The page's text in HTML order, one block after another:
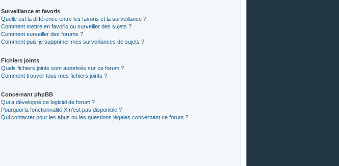
Surveillance et favoris
Quelle est la différence entre les favoris et la surveillance ?
Comment mettre en favoris ou surveiller des sujets ?
Comment surveiller des forums ?
Comment puis-je supprimer mes surveillances de sujets ?
Fichiers joints
Quels fichiers joints sont autorisés sur ce forum ?
Comment trouver tous mes fichiers joints ?
Concernant phpBB
Qui a développé ce logiciel de forum ?
Pourquoi la fonctionnalité X n’est pas disponible ?
Qui contacter pour les abus ou les questions légales concernant ce forum ?